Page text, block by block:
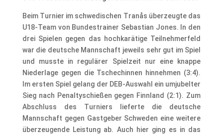
Beim Turnier im schwedischen Tranås überzeugte das
U18-Team von Bundestrainer Sebastian Jones. In den
drei Spielen gegen das hochkarätige Teilnehmerfeld
war die deutsche Mannschaft jeweils sehr gut im Spiel
und musste in regulärer Spielzeit nur eine knappe
Niederlage gegen die Tschechinnen hinnehmen (3:4).
Im ersten Spiel gelang der DEB-Auswahl ein umjubelter
Sieg nach Penaltyschießen gegen Finnland (2:1). Zum
Abschluss des Turniers lieferte die deutsche
Mannschaft gegen Gastgeber Schweden eine weitere
überzeugende Leistung ab. Auch hier ging es in das